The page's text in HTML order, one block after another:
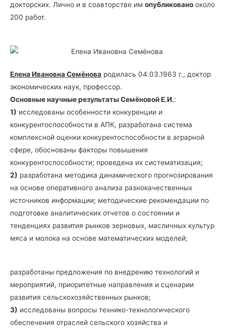
докторских. Лично и в соавторстве им опубликовано около
200 работ.
Елена Ивановна Семёнова родилась 04.03.1963 г., доктор
экономических наук, профессор.
Основные научные результаты Семёновой Е.И.:
1) исследованы особенности конкуренции и
конкурентоспособности в АПК, разработана система
комплексной оценки конкурентоспособности в аграрной
сфере, обоснованы факторы повышения
конкурентоспособности; проведена их систематизация;
2) разработана методика динамического прогнозирования
на основе оперативного анализа разнокачественных
источников информации; методические рекомендации по
подготовке аналитических отчетов о состоянии и
тенденциях развития рынков зерновых, масличных культур
мяса и молока на основе математических моделей;
разработаны предложения по внедрению технологий и
мероприятий, приоритетные направления и сценарии
развития сельскохозяйственных рынков;
3) исследованы вопросы технико-технологического
обеспечения отраслей сельского хозяйства и